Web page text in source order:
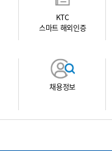
KTC
스마트 해외인증
채용정보